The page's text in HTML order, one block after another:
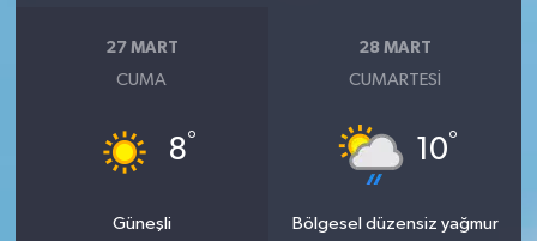
27 MART
CUMA
8°
Güneşli
28 MART
CUMARTESI
10°
Bölgesel düzensiz yağmur